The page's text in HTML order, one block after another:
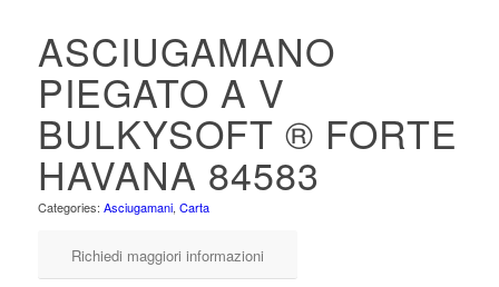
ASCIUGAMANO
PIEGATO A V
BULKYSOFT ® FORTE
HAVANA 84583
Categories: Asciugamani, Carta
Richiedi maggiori informazioni